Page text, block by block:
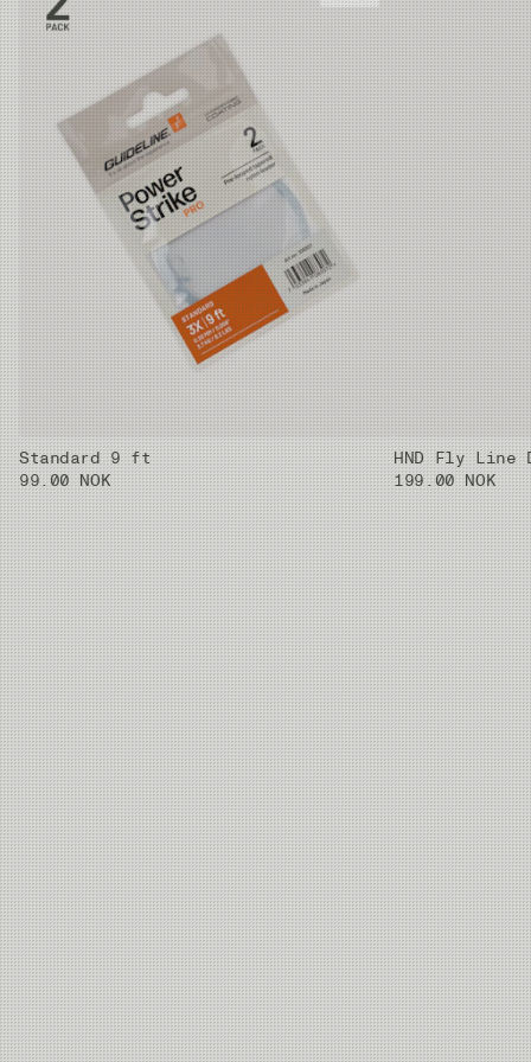
11.2 m
11.2 m 18g
Standard 9 ft
99.00 NOK
HND Fly Line
199.00 NOK